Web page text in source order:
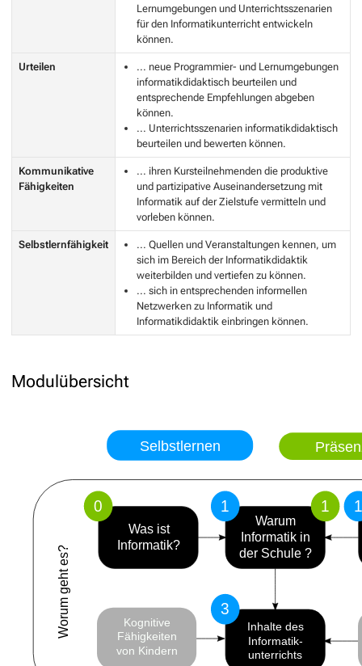
Lernumgebungen und Unterrichtsszenarien
für den Informatikunterricht entwickeln
können.
Urteilen
... neue Programmier- und Lernumgebungen
informatikdidaktisch beurteilen und
entsprechende Empfehlungen abgeben
können.
... Unterrichtsszenarien informatikdidaktisch
beurteilen und bewerten können.
Kommunikative
Fähigkeiten
... ihren Kursteilnehmenden die produktive
und partizipative Auseinandersetzung mit
Informatik auf der Zielstufe vermitteln und
vorleben können.
Selbstlernfähigkeit
... Quellen und Veranstaltungen kennen, um
sich im Bereich der Informatikdidaktik
weiterbilden und vertiefen zu können.
... sich in entsprechenden informellen
Netzwerken zu Informatik und
Informatikdidaktik einbringen können.
Modulübersicht